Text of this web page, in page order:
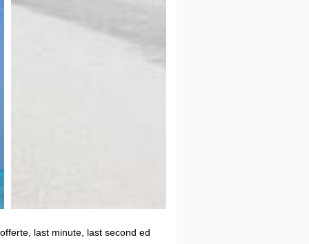
last minute, last second ed